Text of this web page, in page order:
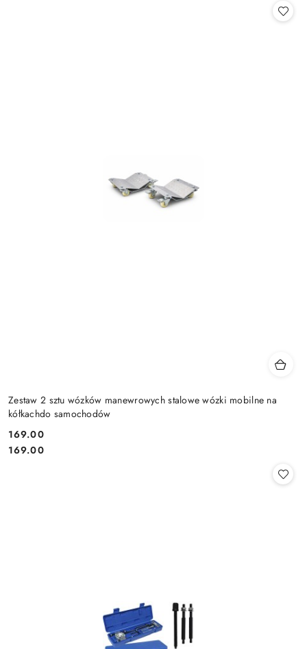
Zestaw 2 sztu wózków manewrowych stalowe wózki mobilne na
kółkachdo samochodów
Cena:
169.00
Cena:
169.00